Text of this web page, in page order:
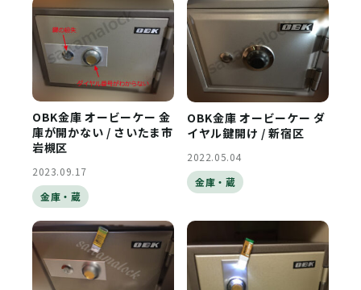
OBK金庫 オービーケー 金
庫が開かない / さいたま市
岩槻区
2023.09.17
金庫・蔵
OBK金庫 オービーケー ダ
イヤル鍵開け / 新宿区
2022.05.04
金庫・蔵